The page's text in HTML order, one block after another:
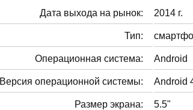
Дата выхода на рынок:
2014 г.
Тип:
Операционная система: Android
Версия операционной системы: Android
Размер экрана: 5.5"